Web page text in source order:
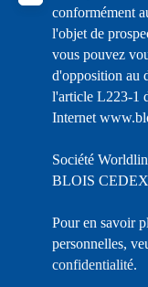
conformément
l'objet de
vous pouvez
d'opposition au
l'article L223-1
Internet
Société
BLOIS
Pour en savoir
personnelles,
confidentialité.